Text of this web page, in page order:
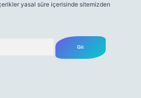
yasal süre içerisinde sitemizden